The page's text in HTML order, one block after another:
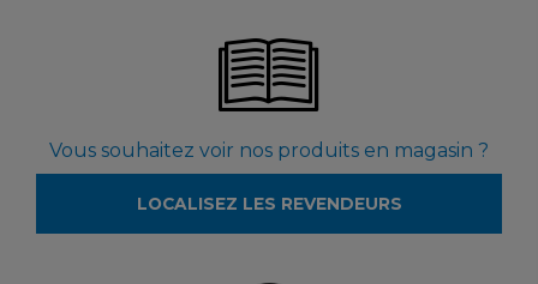
Vous souhaitez voir nos produits en magasin ?
LOCALISEZ LES REVENDEURS